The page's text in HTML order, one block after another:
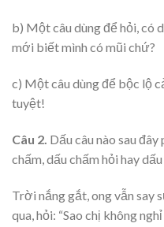
b) Một câu dùng để hỏi, có
mới biết mình có mũi chứ?
c) Một câu dùng để bộc lộ
tuyệt!
Câu 2. Dấu câu nào sau
chấm, dấu chấm hỏi hay
Trời nắng gắt, ong vẫn say
qua, hỏi: “Sao chị không